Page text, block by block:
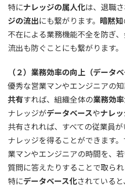
特にナレッジの属人化は、退職
ジの流出にも繋がります。 暗黙知
不在による業務機能不全を防ぎ
流出も防ぐことにも繋がります。
（２）業務効率の向上（データベ
優秀な営業マンやエンジニアの
共有すれば、組織全体の業務効
ナレッジがデータベースやナレ
共有されれば、すべての従業員
ナレッジを得ることができます
業マンやエンジニアの時間を、
質問に答えたりすることで取られ
特にデータベース化されている